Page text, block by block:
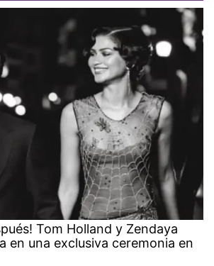
Tom Holland y Zendaya
en una exclusiva ceremonia en